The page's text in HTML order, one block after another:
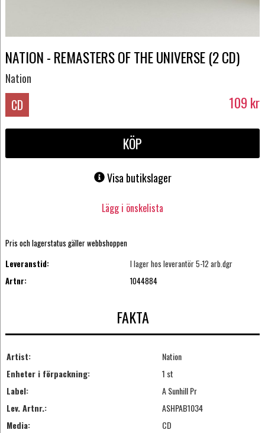
NATION - REMASTERS OF THE UNIVERSE (2 CD)
Nation
CD 109 kr
KÖP
Visa butikslager
Lägg i önskelista
Pris och lagerstatus gäller webbshoppen
Leveranstid:
I lager hos leverantör 5-12 arb.dgr
Artnr:
1044884
FAKTA
Artist:
Nation
Enheter i förpackning:
1 st
Label:
A Sunhill Pr
Lev. Artnr.:
ASHPAB1034
Media:
CD